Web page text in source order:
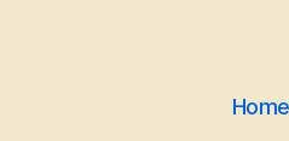
Home